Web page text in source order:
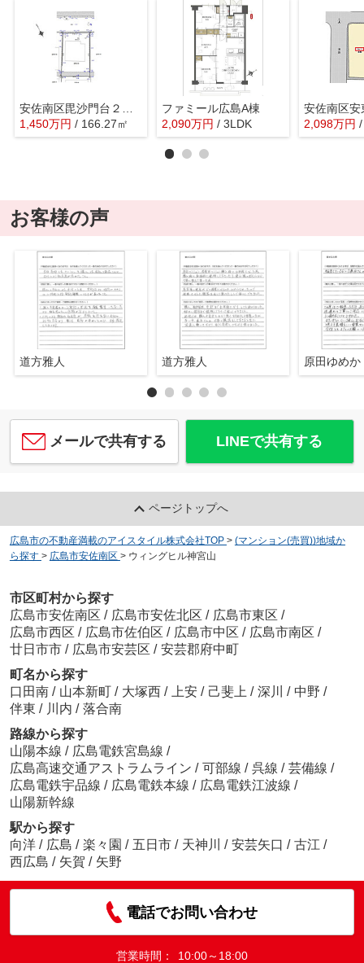
安佐南区毘沙門台２丁目
1,450万円 / 166.27㎡
ファミール広島A棟
2,090万円 / 3LDK
安佐南区安
2,098万円
お客様の声
道方雅人 道方雅人 原田ゆめか
メールで共有する LINEで共有する
ページトップへ
広島市の不動産満載のアイスタイル株式会社TOP > (マンション(売買))地域か
ら探す > 広島市安佐南区 > ウィングヒル神宮山
市区町村から探す
広島市安佐南区 / 広島市安佐北区 / 広島市東区 /
広島市西区 / 広島市佐伯区 / 広島市中区 / 広島市南区 /
廿日市市 / 広島市安芸区 / 安芸郡府中町
町名から探す
口田南 / 山本新町 / 大塚西 / 上安 / 己斐上 / 深川 / 中野 /
伴東 / 川内 / 落合南
路線から探す
山陽本線 / 広島電鉄宮島線 /
広島高速交通アストラムライン / 可部線 / 呉線 / 芸備線 /
広島電鉄宇品線 / 広島電鉄本線 / 広島電鉄江波線 /
山陽新幹線
駅から探す
向洋 / 広島 / 楽々園 / 五日市 / 天神川 / 安芸矢口 / 古江 /
西広島 / 矢賀 / 矢野
電話でお問い合わせ
営業時間： 10:00～18:00